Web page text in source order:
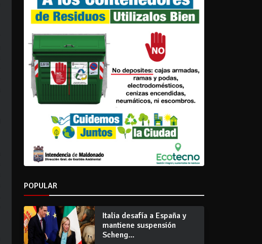
POPULAR
Italia desafía a España y
mantiene suspensión
Scheng...